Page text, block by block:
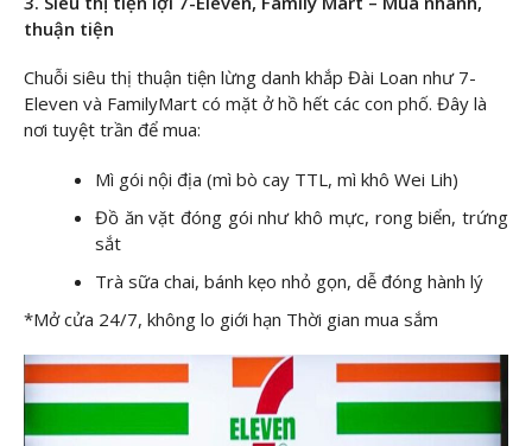
thuận tiện
Chuỗi siêu thị thuận tiện lừng danh khắp Đài Loan như 7-
Eleven và FamilyMart có mặt ở hồ hết các con phố. Đây là
nơi tuyệt trần để mua:
Mì gói nội địa (mì bò cay TTL, mì khô Wei Lih)
Đồ ăn vặt đóng gói như khô mực, rong biển, trứng
sắt
Trà sữa chai, bánh kẹo nhỏ gọn, dễ đóng hành lý
*Mở cửa 24/7, không lo giới hạn Thời gian mua sắm